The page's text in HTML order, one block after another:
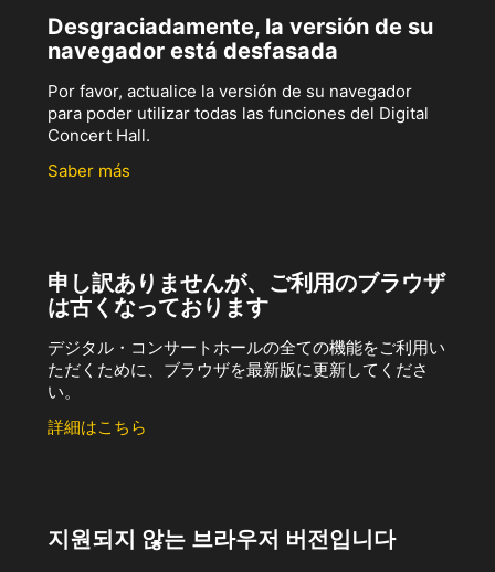
Desgraciadamente, la versión de su
navegador está desfasada
Por favor, actualice la versión de su navegador
para poder utilizar todas las funciones del Digital
Concert Hall.
Saber más
申し訳ありませんが、ご利用のブラウザ
は古くなっております
デジタル・コンサートホールの全ての機能をご利用い
ただくために、ブラウザを最新版に更新してくださ
い。
詳細はこちら
지원되지 않는 브라우저 버전입니다